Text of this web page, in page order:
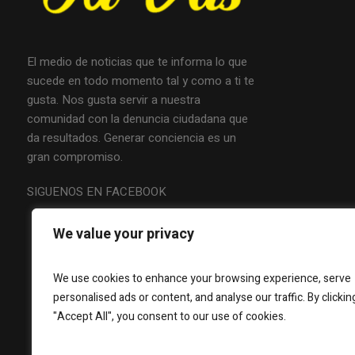
We value your privacy
We use cookies to enhance your browsing experience, serve
personalised ads or content, and analyse our traffic. By
"Accept All", you consent to our use of cookies.
El medio de noticias que te informa lo que
sucede en todo momento tal y como a ti te
gusta. Nos gusta servir a nuestra
comunidad con la denuncia ciudadana que
da resultados. Generar conciencia es un
gran compromiso.
SIGUENOS EN FACEBOOK